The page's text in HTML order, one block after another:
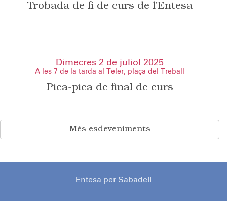
Trobada de fi de curs de l’Entesa
Dimecres 2 de juliol 2025
A les 7 de la tarda al Teler, plaça del Treball
Pica-pica de final de curs
Més esdeveniments
Entesa per Sabadell